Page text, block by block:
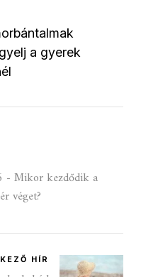
a gyerek
- Mikor kezdődik a
véget?
HÍR